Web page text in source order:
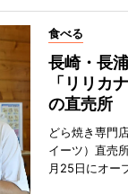
食べる
長崎・長
「リリカ
の直売所
どら焼き専門
イーツ）直売
月25日にオー